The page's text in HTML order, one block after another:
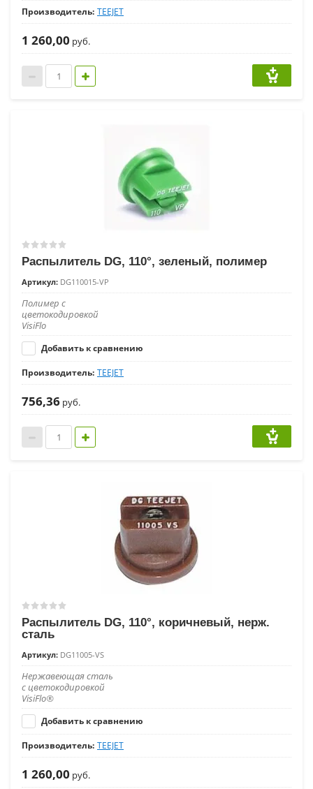
Производитель: TEEJET
1 260,00 руб.
Распылитель DG, 110°, зеленый, полимер
Артикул: DG110015-VP
Полимер с
цветокодировкой
VisiFlo
Добавить к сравнению
Производитель: TEEJET
756,36 руб.
Распылитель DG, 110°, коричневый, нерж.
сталь
Артикул: DG11005-VS
Нержавеющая сталь
с цветокодировкой
VisiFlo®
Добавить к сравнению
Производитель: TEEJET
1 260,00 руб.